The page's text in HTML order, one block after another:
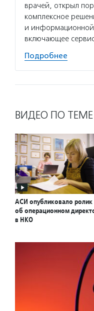
врачей, открыл
комплексное
и информационной
включающее
Подробнее
ВИДЕО ПО ТЕМЕ
АСИ опубликовало ролик
об операционном
в НКО